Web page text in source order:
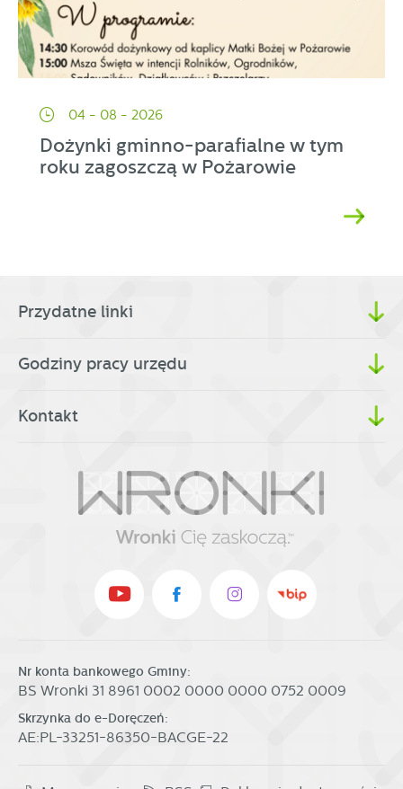
04 - 08 - 2026
Dożynki gminno-parafialne w tym
roku zagoszczą w Pożarowie
Przydatne linki
Godziny pracy urzędu
Kontakt
Nr konta bankowego Gminy:
BS Wronki 31 8961 0002 0000 0000 0752 0009
Skrzynka do e-Doręczeń:
AE:PL-33251-86350-BACGE-22